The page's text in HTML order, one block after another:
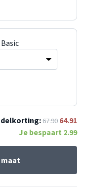
67.90 64.91
Je bespaart 2.99